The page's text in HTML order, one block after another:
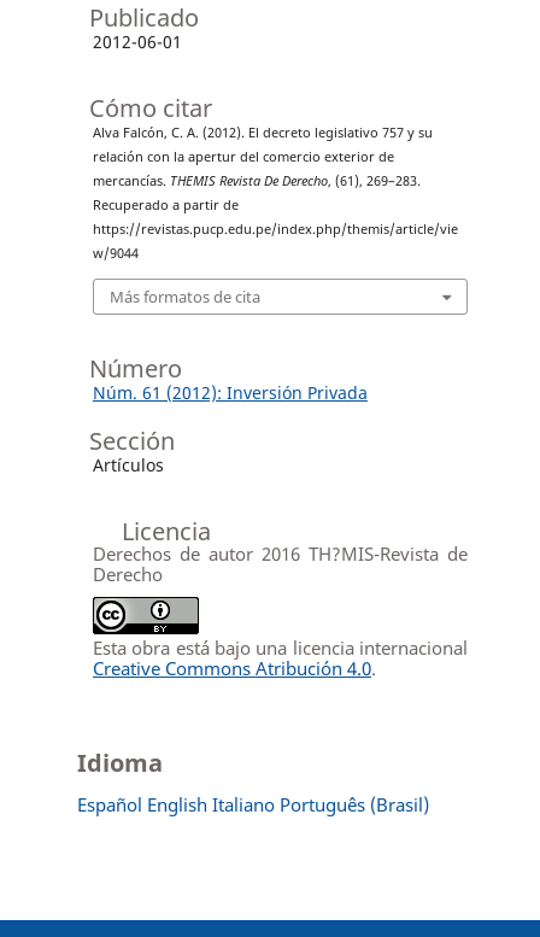
Publicado
2012-06-01
Cómo citar
Alva Falcón, C. A. (2012). El decreto legislativo 757 y su
relación con la apertur del comercio exterior de
mercancías. THEMIS Revista De Derecho, (61), 269–283.
Recuperado a partir de
https://revistas.pucp.edu.pe/index.php/themis/article/vie
w/9044
Más formatos de cita
Número
Núm. 61 (2012): Inversión Privada
Sección
Artículos
Licencia
Derechos de autor 2016 TH?MIS-Revista de
Derecho
Esta obra está bajo una licencia internacional
Creative Commons Atribución 4.0.
Idioma
Español English Italiano Português (Brasil)